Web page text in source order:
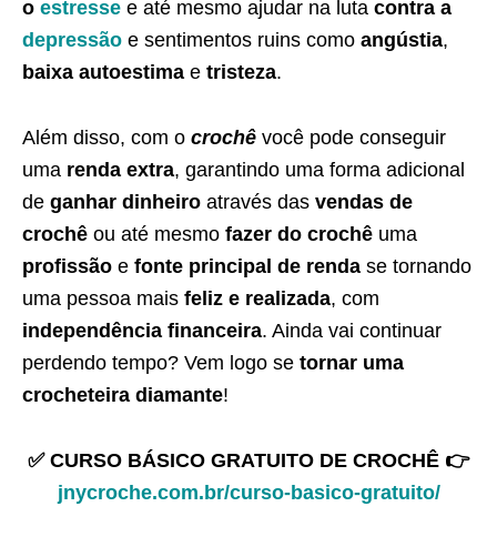
o estresse e até mesmo ajudar na luta contra a
depressão e sentimentos ruins como angústia,
baixa autoestima e tristeza.
Além disso, com o crochê você pode conseguir
uma renda extra, garantindo uma forma adicional
de ganhar dinheiro através das vendas de
crochê ou até mesmo fazer do crochê uma
profissão e fonte principal de renda se tornando
uma pessoa mais feliz e realizada, com
independência financeira. Ainda vai continuar
perdendo tempo? Vem logo se tornar uma
crocheteira diamante!
✅ CURSO BÁSICO GRATUITO DE CROCHÊ 👉
jnycroche.com.br/curso-basico-gratuito/